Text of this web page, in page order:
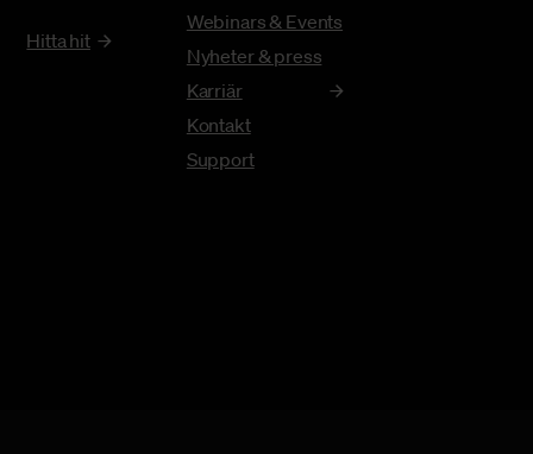
Hitta hit
Webinars & Events
Nyheter & press
Karriär
Kontakt
Support